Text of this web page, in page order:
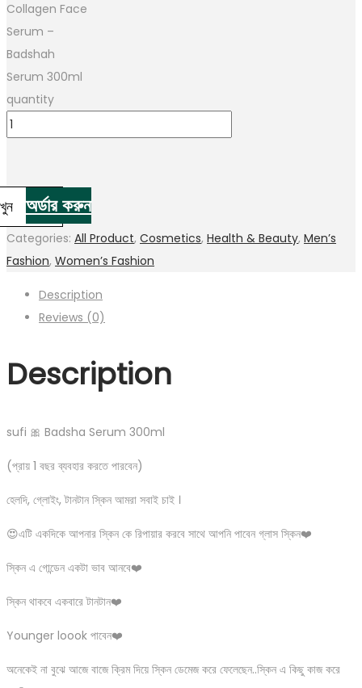
Collagen Face
Serum –
Badshah
Serum 300ml
quantity
অর্ডার করুন
Categories: All Product, Cosmetics, Health & Beauty, Men’s
Fashion, Women’s Fashion
Description
Reviews (0)
Description
sufi 🎀 Badsha Serum 300ml
(প্রায় 1 বছর ব্যবহার করতে পারবেন)
হেলদি, গ্লোইং, টানটান স্কিন আমরা সবাই চাই ।
😍এটি একদিকে আপনার স্কিন কে রিপায়ার করবে সাথে আপনি পাবেন গ্লাস স্কিন❤️
স্কিন এ গোন্ডেন একটা ভাব আনবে❤️
স্কিন থাকবে একবারে টানটান❤️
Younger loook পাবেন❤️
অনেকেই না বুঝে আজে বাজে ক্রিম দিয়ে স্কিন ডেমেজ করে ফেলেছেন..স্কিন এ কিছু কাজ করে